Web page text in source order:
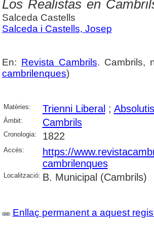
Los Realistas en
Salceda Castells
Salceda i Castells, Josep
En: Revista Cambrils. Cambrils,
cambrilenques)
Matèries: Trienni Liberal ;
Àmbit: Cambrils
Cronologia: 1822
Accés:
https://
cambrilenques
Localització: B. Municipal (Cambrils)
Enllaç permanent a aquest